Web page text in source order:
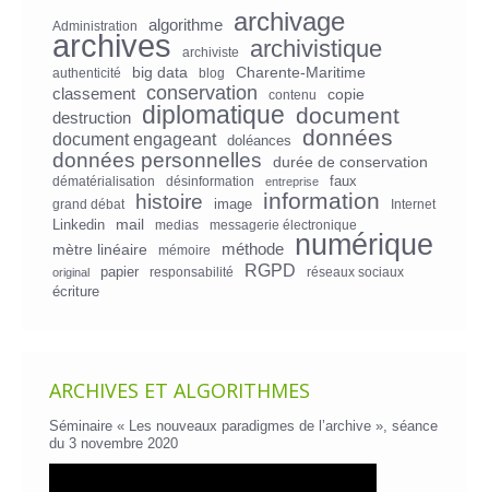
Administration algorithme archivage
archives archiviste archivistique
authenticité big data blog
Charente-Maritime
classement
conservation contenu
copie
destruction
diplomatique document
document engageant doléances données
données personnelles durée de conservation
dématérialisation désinformation entreprise faux
grand débat histoire image information Internet
Linkedin mail medias messagerie électronique
mètre linéaire mémoire méthode numérique
original papier responsabilité RGPD réseaux sociaux
écriture
ARCHIVES ET ALGORITHMES
Séminaire « Les nouveaux paradigmes de l’archive », séance
du 3 novembre 2020